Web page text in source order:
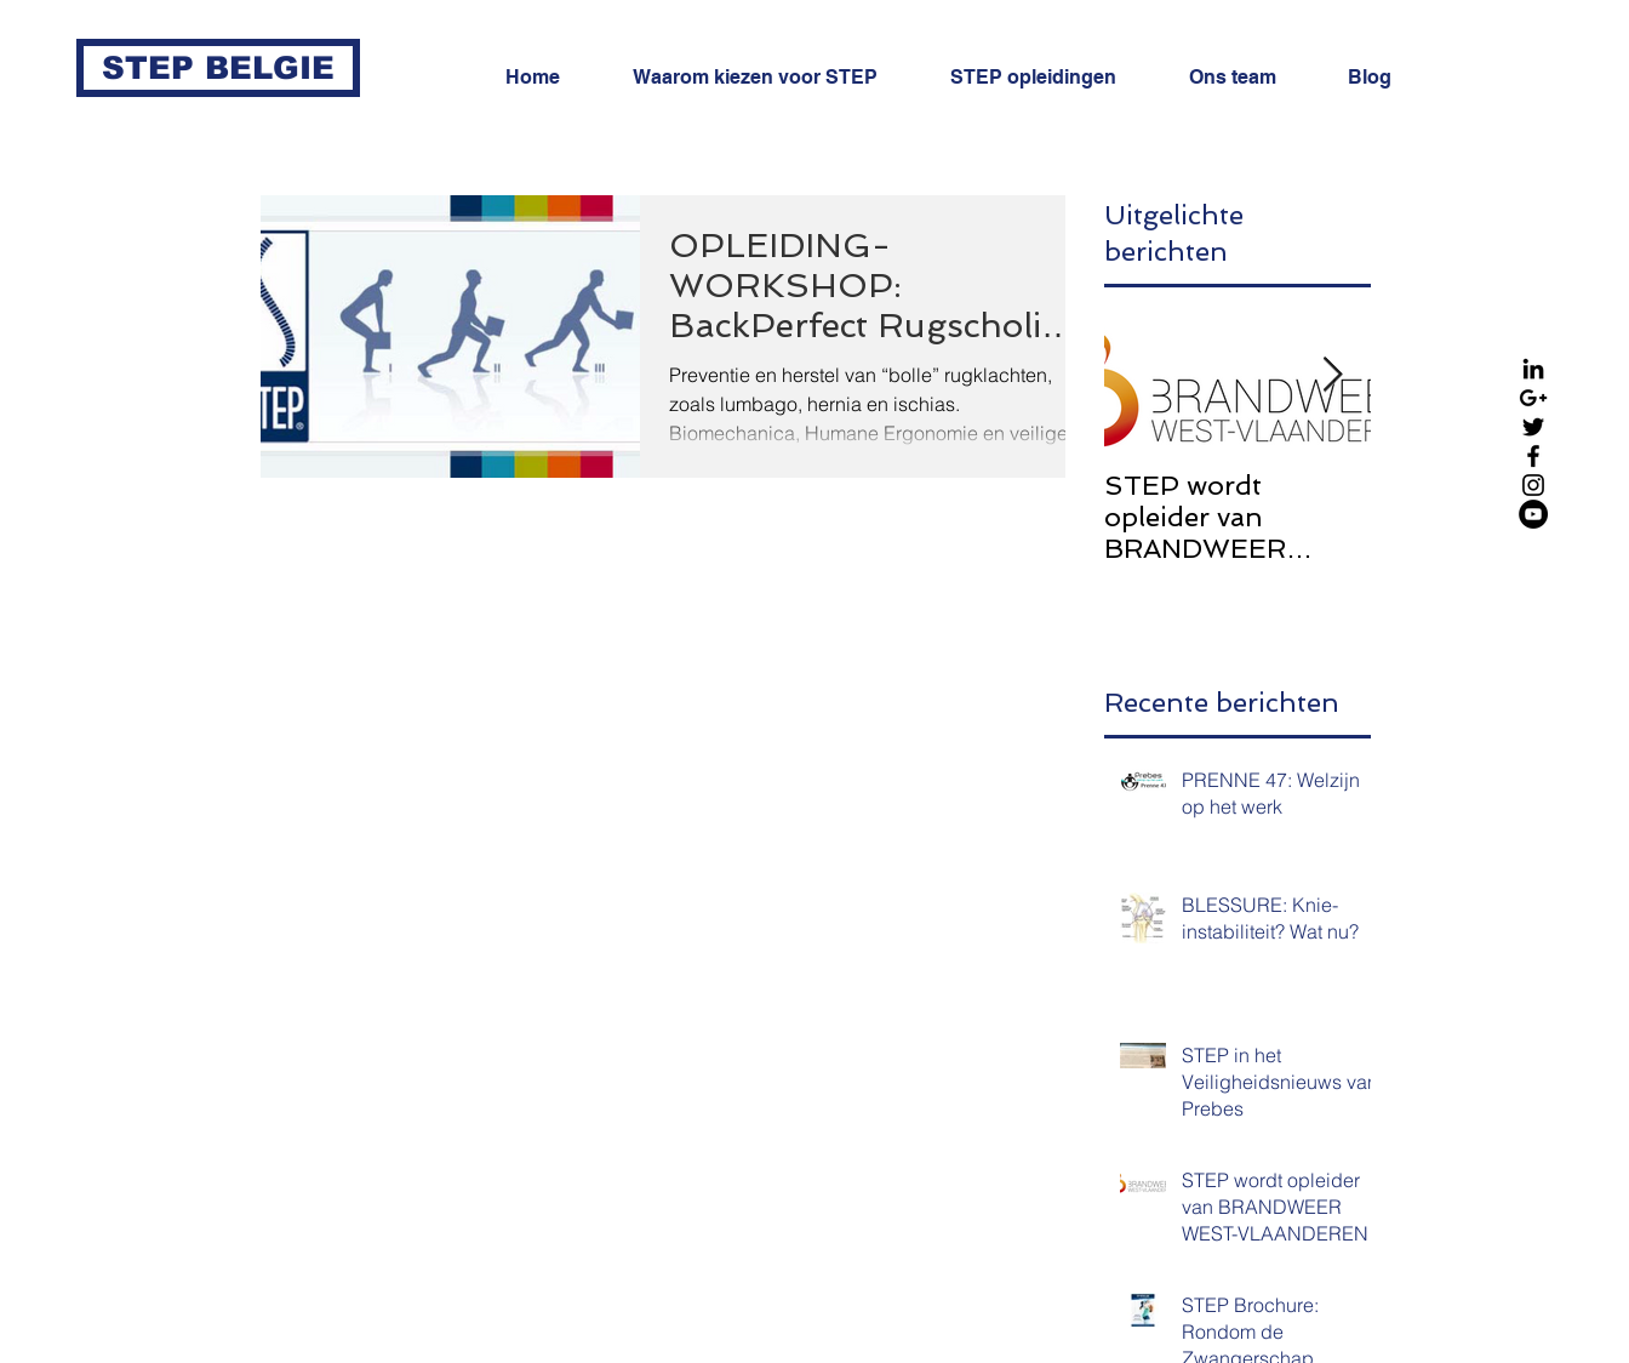
STEP BELGIE Home Waarom kiezen voor STEP STEP opleidingen Ons team Blog
OPLEIDING-
WORKSHOP:
BackPerfect Rugscholing
voor kinesisten & (para)
medici
Preventie en herstel van “bolle” rugklachten,
zoals lumbago, hernia en ischias.
Biomechanica, Humane Ergonomie en veilige
Uitgelichte
berichten
STEP wordt
opleider van
BRANDWEER
STEP Brochure:
Rondom de
Recente berichten
PRENNE 47: Welzijn
op het werk
BLESSURE: Knie-
instabiliteit? Wat nu?
STEP in het
Veiligheidsnieuws van
Prebes
STEP wordt opleider
van BRANDWEER
WEST-VLAANDEREN
STEP Brochure:
Rondom de
Zwangerschap